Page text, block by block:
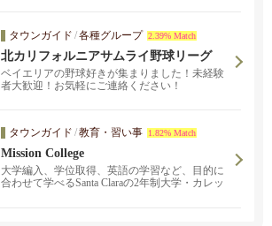
タウンガイド /各種グループ 2.39% Match
北カリフォルニアサムライ野球リーグ
ベイエリアの野球好きが集まりました！未経験
者大歓迎！お気軽にご連絡ください！
タウンガイド /教育・習い事 1.82% Match
Mission College
大学編入、学位取得、英語の学習など、目的に
合わせて学べるSanta Claraの2年制大学・カレッ